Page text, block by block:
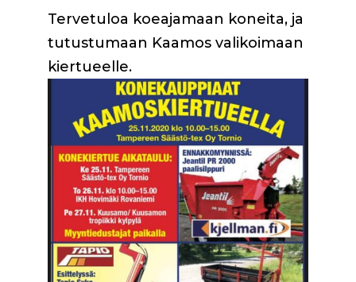
Tervetuloa koeajamaan koneita, ja
tutustumaan Kaamos valikoimaan
kiertueelle.